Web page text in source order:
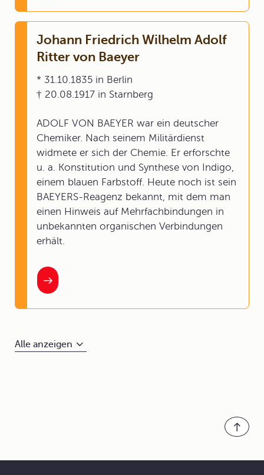
Johann Friedrich Wilhelm Adolf
Ritter von Baeyer
* 31.10.1835 in Berlin
† 20.08.1917 in Starnberg
ADOLF VON BAEYER war ein deutscher
Chemiker. Nach seinem Militärdienst
widmete er sich der Chemie. Er erforschte
u. a. Konstitution und Synthese von Indigo,
einem blauen Farbstoff. Heute noch ist sein
BAEYERS-Reagenz bekannt, mit dem man
einen Hinweis auf Mehrfachbindungen in
unbekannten organischen Verbindungen
erhält.
Alle anzeigen